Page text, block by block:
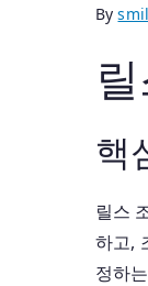
By
핵
릴스
하고,
정하